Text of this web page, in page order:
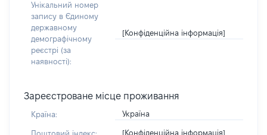
Унікальний номер
запису в Єдиному
державному
демографічному
реєстрі (за
наявності):
[Конфіденційна інформація]
Зареєстроване місце проживання
Країна: Україна
Поштовий індекс: [Конфіденційна інформація]